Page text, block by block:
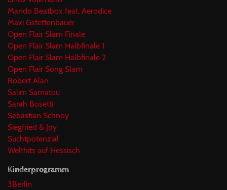
Mando Beatbox feat. Aerodice
Maxi Gstettenbauer
Open Flair Slam Finale
Open Flair Slam Halbfinale 1
Open Flair Slam Halbfinale 2
Open Flair Song Slam
Robert Alan
Salim Samatou
Sarah Bosetti
Sebastian Schnoy
Siegfried & Joy
Suchtpotenzial
Welthits auf Hessisch
Kinderprogramm
3Berlin